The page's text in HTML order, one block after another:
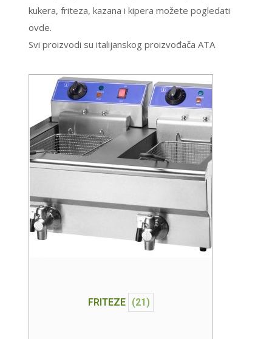
kukera, friteza, kazana i kipera možete pogledati
ovde.
Svi proizvodi su italijanskog proizvođača ATA
FRITEZE (21)